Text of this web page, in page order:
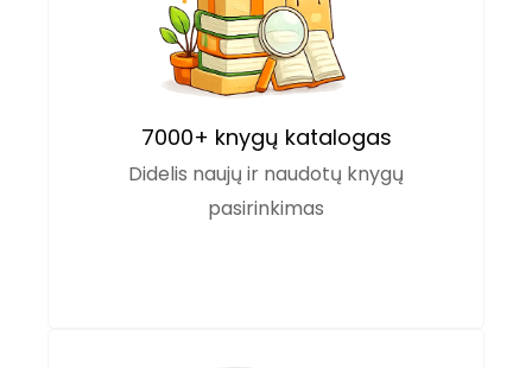
7000+ knygų katalogas
Didelis naujų ir naudotų knygų
pasirinkimas